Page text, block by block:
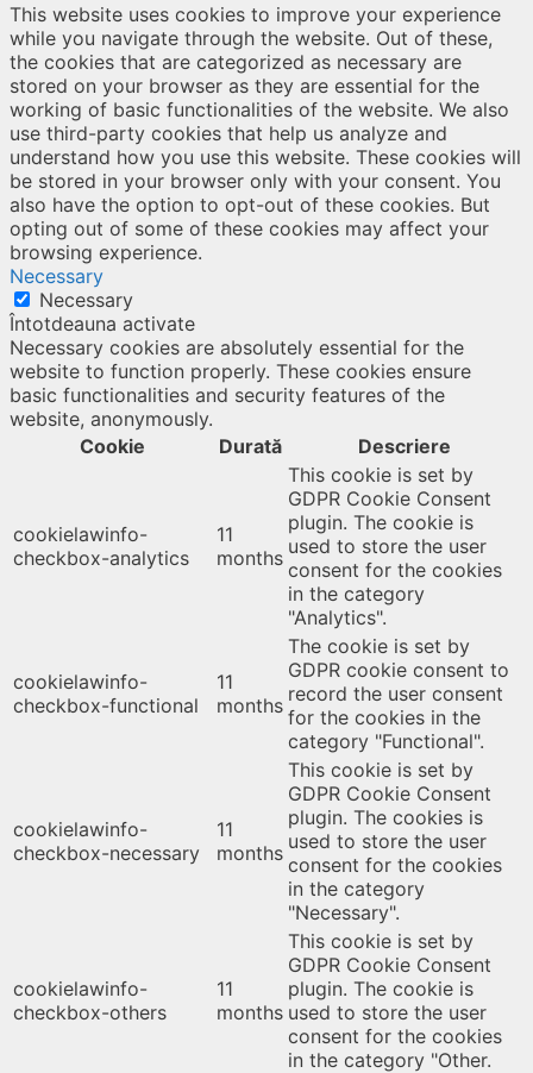
This website uses cookies to improve your experience
while you navigate through the website. Out of these,
the cookies that are categorized as necessary are
stored on your browser as they are essential for the
working of basic functionalities of the website. We also
use third-party cookies that help us analyze and
understand how you use this website. These cookies will
be stored in your browser only with your consent. You
also have the option to opt-out of these cookies. But
opting out of some of these cookies may affect your
browsing experience.
Necessary
Necessary
Întotdeauna activate
Necessary cookies are absolutely essential for the
website to function properly. These cookies ensure
basic functionalities and security features of the
website, anonymously.
Cookie
Durată Descriere
cookielawinfo-
checkbox-analytics
11
months
This cookie is set by
GDPR Cookie Consent
plugin. The cookie is
used to store the user
consent for the cookies
in the category
"Analytics".
cookielawinfo-
checkbox-functional
11
months
The cookie is set by
GDPR cookie consent to
record the user consent
for the cookies in the
category "Functional".
cookielawinfo-
checkbox-necessary
11
months
This cookie is set by
GDPR Cookie Consent
plugin. The cookies is
used to store the user
consent for the cookies
in the category
"Necessary".
cookielawinfo-
checkbox-others
11
months
This cookie is set by
GDPR Cookie Consent
plugin. The cookie is
used to store the user
consent for the cookies
in the category "Other.